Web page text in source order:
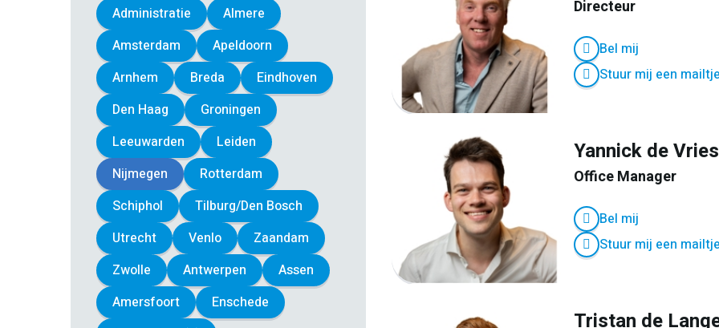
Administratie
Almere
Amsterdam
Apeldoorn
Arnhem
Breda
Eindhoven
Den Haag
Groningen
Leeuwarden
Leiden
Nijmegen
Rotterdam
Schiphol
Tilburg/Den Bosch
Utrecht
Venlo
Zaandam
Zwolle
Antwerpen
Assen
Amersfoort
Enschede
Directeur
Bel mij
Stuur mij een
Yannick de Vries
Office Manager
Bel mij
Stuur mij een
Tristan de